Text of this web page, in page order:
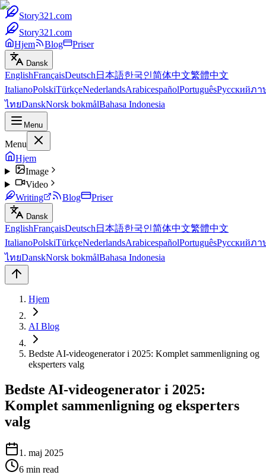
Story321.com
Story321.com
Hjem
Blog Priser
Dansk
EnglishFrançaisDeutsch 日本語한국인简体中文繁體中文
ItalianoPolskiTürkçeNederlandsArabicespañolPortuguêsРусскийภา
ไทยDanskNorsk bokmålBahasa Indonesia
Menu
Menu
Hjem
Image
Video
Writing
Blog Priser
Dansk
EnglishFrançaisDeutsch 日本語한국인简体中文繁體中文
ItalianoPolskiTürkçeNederlandsArabicespañolPortuguêsРусскийภา
ไทยDanskNorsk bokmålBahasa Indonesia
Hjem
AI Blog
Bedste AI-videogenerator i 2025: Komplet sammenligning og
eksperters valg
Bedste AI-videogenerator i 2025:
Komplet sammenligning og eksperters
valg
1. maj 2025
6 min read